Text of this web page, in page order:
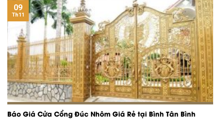
Báo Giá Cửa Cổng Đúc Nhôm Giá Rẻ tại Bình Tân Bình
09
Th11